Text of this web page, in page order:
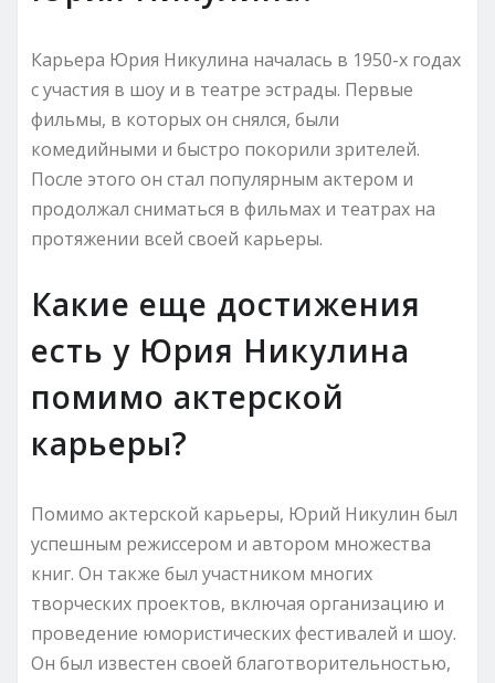
Карьера Юрия Никулина началась в 1950-х годах
с участия в шоу и в театре эстрады. Первые
фильмы, в которых он снялся, были
комедийными и быстро покорили зрителей.
После этого он стал популярным актером и
продолжал сниматься в фильмах и театрах на
протяжении всей своей карьеры.
Какие еще достижения
есть у Юрия Никулина
помимо актерской
карьеры?
Помимо актерской карьеры, Юрий Никулин был
успешным режиссером и автором множества
книг. Он также был участником многих
творческих проектов, включая организацию и
проведение юмористических фестивалей и шоу.
Он был известен своей благотворительностью,